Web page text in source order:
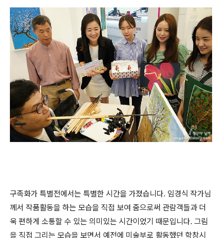
구족화가 특별전에서는 특별한 시간을 가졌습니다. 임경식 작가님
께서 작품활동을 하는 모습을 직접 보여 줌으로써 관람객들과 더
욱 편하게 소통할 수 있는 의미있는 시간이었기 때문입니다. 그림
을 직접 그리는 모습을 보면서 예전에 미술부로 활동했던 학창시